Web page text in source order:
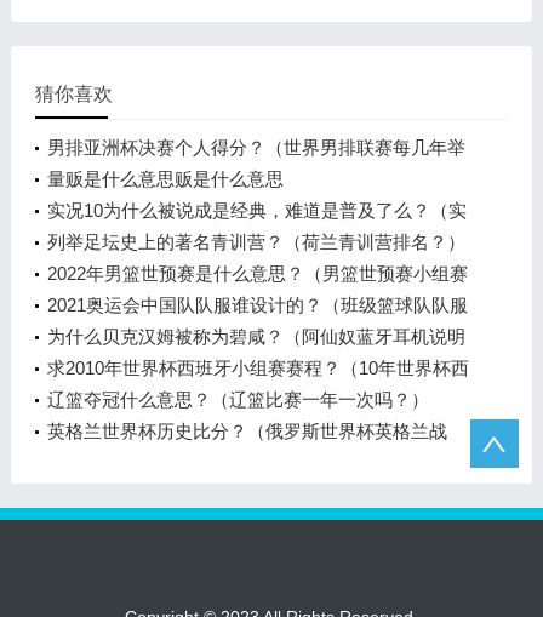
猜你喜欢
男排亚洲杯决赛个人得分？（世界男排联赛每几年举
行一次？）
量贩是什么意思贩是什么意思
实况10为什么被说成是经典，难道是普及了么？（实
况足球10哪个队厉害？）
列举足坛史上的著名青训营？（荷兰青训营排名？）
2022年男篮世预赛是什么意思？（男篮世预赛小组赛
晋级规则？）
2021奥运会中国队队服谁设计的？（班级篮球队队服
设计？）
为什么贝克汉姆被称为碧咸？（阿仙奴蓝牙耳机说明
书？）
求2010年世界杯西班牙小组赛赛程？（10年世界杯西
班牙阵容？）
辽篮夺冠什么意思？（辽篮比赛一年一次吗？）
英格兰世界杯历史比分？（俄罗斯世界杯英格兰战